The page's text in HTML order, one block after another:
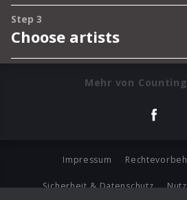
Mehr von
Impressum
Sicherheit & Datenschutz